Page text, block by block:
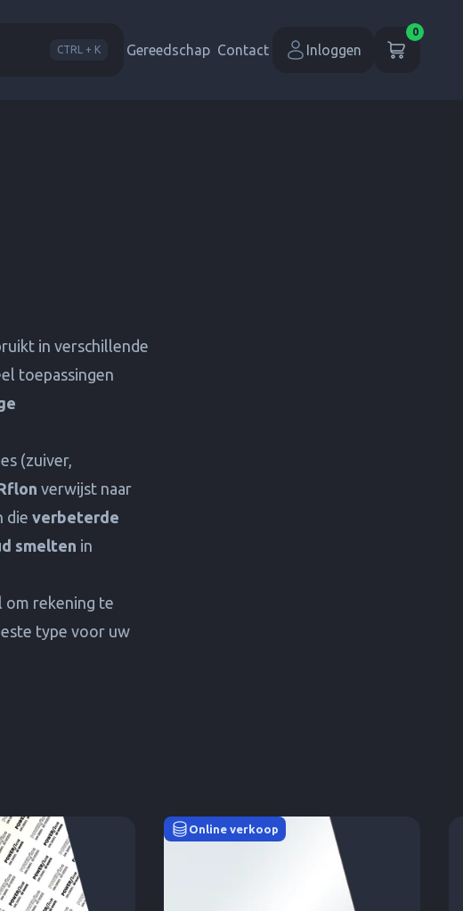
CTRL + K Gereedschap Contact Inloggen
0
in verschillende
toepassingen
(zuiver,
verwijst naar
die verbeterde
smelten in
om rekening te
type voor uw
Online verkoop